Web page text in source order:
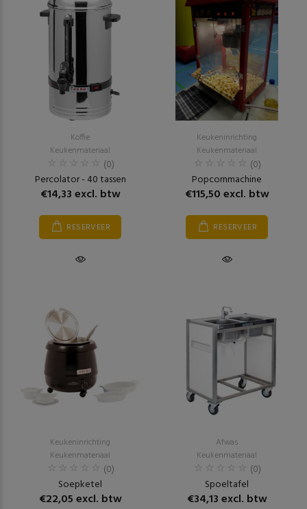
Koffie
Keukenmateriaal
(0)
Percolator - 40 tassen
€14,33 excl. btw
RESERVEER
Keukeninrichting
Keukenmateriaal
(0)
Popcornmachine
€115,50 excl. btw
RESERVEER
Keukeninrichting
Keukenmateriaal
(0)
Soepketel
€22,05 excl. btw
Afwas
Keukenmateriaal
(0)
Spoeltafel
€34,13 excl. btw